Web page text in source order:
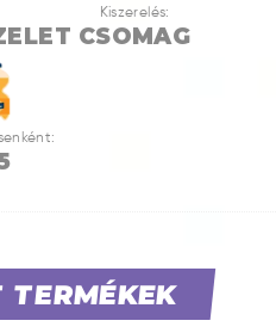
Kiszerelés:
CSOMAG